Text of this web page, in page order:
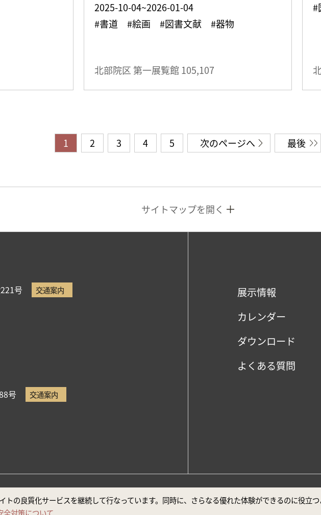
の良質化サービスを継続して行なっています。同時に、さらなる優れた体験ができるのに役立
全対策について
2025-10-04~2026-01-04
#書道 #絵画 #図書文献 #器物
北部院区 第一展覧館 105,107
#
1
2 3 4 5 次のページへ 最後
サイトマップを開く
号 交通案内
号 交通案内
展示情報
カレンダー
ダウンロード
よくある質問
Microsoft Edge、Google Chrome最新バージョンでの閲覧を推奨しております。（